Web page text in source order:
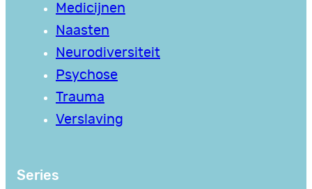
Medicijnen
Naasten
Neurodiversiteit
Psychose
Trauma
Verslaving
Series